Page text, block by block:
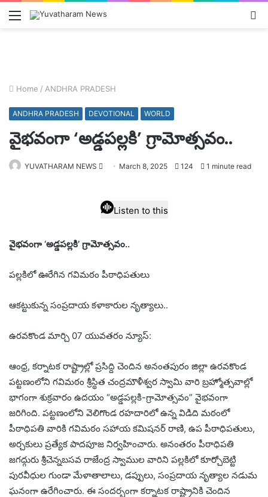
Menu
Home / ANDHRA PRADESH
ANDHRA PRADESH DEVOTIONAL WORLD
వైభవంగా ‘అడ్డపల్లకి’ గ్రామోత్సవం..
YUVATHARAM NEWS
Send March 8, 2025 124 1 minute read
Listen to this
వైభవంగా ‘అడ్డపల్లకి’ గ్రామోత్సవం..
పల్లకిలో ఊరేగిన గవిమఠం పీఠాధిపతులు
ఆకట్టుకున్న సంప్రదాయ కళాకారుల నృత్యాలు..
ఉరవకొండ మార్చి 07 యువతరం న్యూస్:
ఆంధ్ర, కర్నాటక రాష్ట్రాల్లో ప్రసిద్ది చెందిన అనంతపురం జిల్లా ఉరవకొండ
పట్టణంలోని గవిమఠం శ్రీస్థిత చంద్రమౌళీశ్వర స్వామి వారి బ్రహ్మోత్సవాల్లో
భాగంగా శుక్రవారం ఉదయం “అడ్డపల్లకి-గ్రామోత్సవం” వైభవంగా
జరిగింది. పట్టణంలోని వెలిగొండ రహదారిలో ఉన్న విడిది మఠంలో
పీఠాధిపతి వారికి గవిమఠం సహాయ కమిషనర్ రాణి, ఉప పీఠాధిపతులు,
అర్చకులు ప్రత్యేక పాదపూజ నిర్వహించారు. అనంతరం పీఠాధిపతి
జగద్గురు శ్రీచెన్నబసవ రాజేంద్ర స్వాముల వారిని పల్లకిలో కూర్చోబెట్టి
పురవీధుల గుండా మేళాతాలాలు, డప్పులు, సంప్రదాయ నృత్యాల నడుమ
ఘనంగా ఉరేగించారు. ఈ సందర్భంగా కర్నాటక రాష్ట్రానికి చెందిన